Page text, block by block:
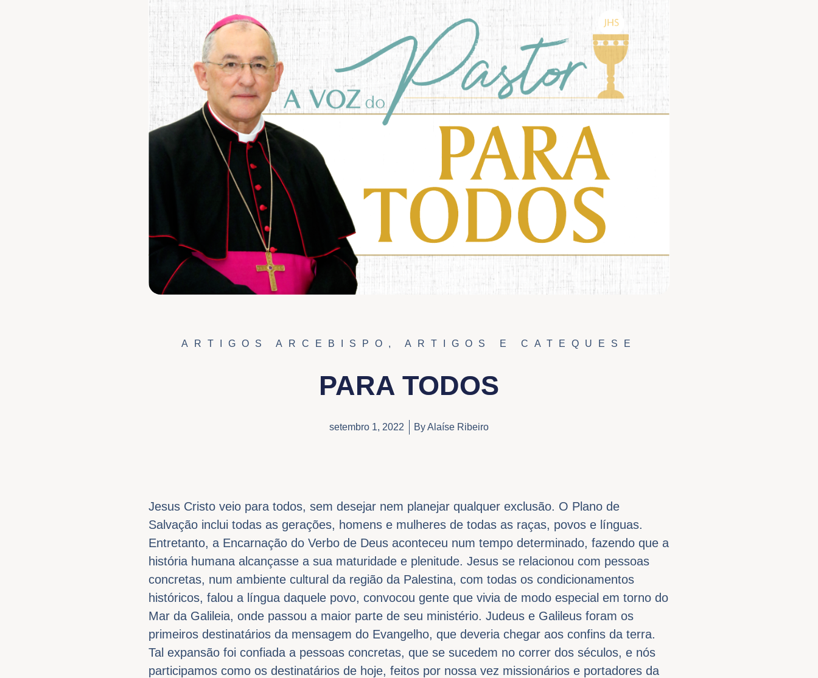
ARTIGOS ARCEBISPO , ARTIGOS E CATEQUESE
PARA TODOS
setembro 1, 2022 ByAlaíse Ribeiro
Jesus Cristo veio para todos, sem desejar nem planejar qualquer exclusão. O Plano de
Salvação inclui todas as gerações, homens e mulheres de todas as raças, povos e línguas.
Entretanto, a Encarnação do Verbo de Deus aconteceu num tempo determinado, fazendo que a
história humana alcançasse a sua maturidade e plenitude. Jesus se relacionou com pessoas
concretas, num ambiente cultural da região da Palestina, com todas os condicionamentos
históricos, falou a língua daquele povo, convocou gente que vivia de modo especial em torno do
Mar da Galileia, onde passou a maior parte de seu ministério. Judeus e Galileus foram os
primeiros destinatários da mensagem do Evangelho, que deveria chegar aos confins da terra.
Tal expansão foi confiada a pessoas concretas, que se sucedem no correr dos séculos, e nós
participamos como os destinatários de hoje, feitos por nossa vez missionários e portadores da